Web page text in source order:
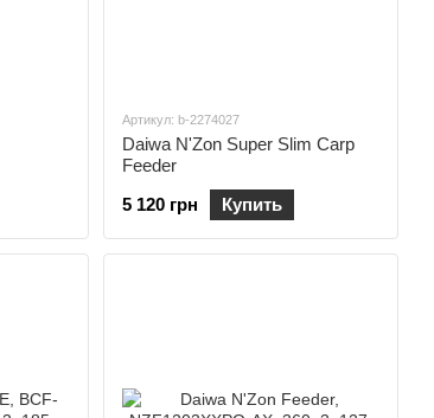
Артикул: b-2274027
Daiwa N'Zon Super Slim Carp
Feeder
5 120 грн
Купить